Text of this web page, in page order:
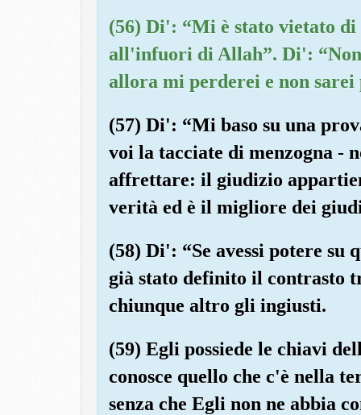
(56) Di': “Mi è stato vietato
all'infuori di Allah”. Di': “Non
allora mi perderei e non
(57) Di': “Mi baso su una
voi la tacciate di menzogna -
affrettare: il giudizio
verità ed è il migliore dei
(58) Di': “Se avessi potere su
già stato definito il contrasto
chiunque altro gli ingiusti.
(59) Egli possiede le chiavi
conosce quello che c'è nella
senza che Egli non ne abbia